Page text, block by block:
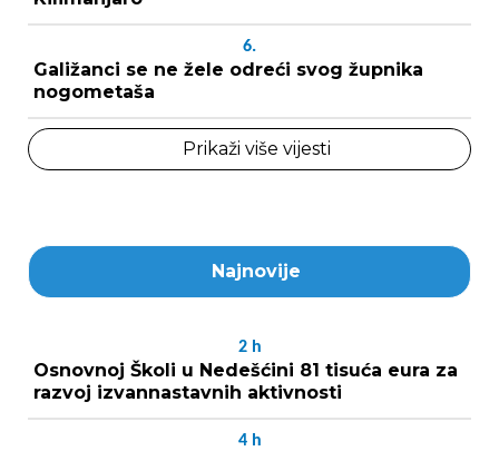
6.
Galižanci se ne žele odreći svog župnika
nogometaša
Prikaži više vijesti
Najnovije
2 h
Osnovnoj Školi u Nedešćini 81 tisuća eura za
razvoj izvannastavnih aktivnosti
4 h